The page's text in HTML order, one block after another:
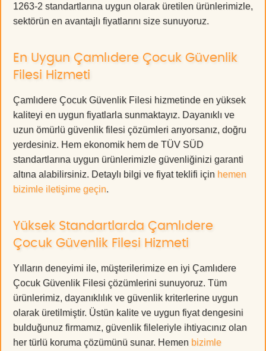
1263-2 standartlarına uygun olarak üretilen ürünlerimizle,
sektörün en avantajlı fiyatlarını size sunuyoruz.
En Uygun Çamlıdere Çocuk Güvenlik
Filesi Hizmeti
Çamlıdere Çocuk Güvenlik Filesi hizmetinde en yüksek
kaliteyi en uygun fiyatlarla sunmaktayız. Dayanıklı ve
uzun ömürlü güvenlik filesi çözümleri arıyorsanız, doğru
yerdesiniz. Hem ekonomik hem de TÜV SÜD
standartlarına uygun ürünlerimizle güvenliğinizi garanti
altına alabilirsiniz. Detaylı bilgi ve fiyat teklifi için hemen
bizimle iletişime geçin.
Yüksek Standartlarda Çamlıdere
Çocuk Güvenlik Filesi Hizmeti
Yılların deneyimi ile, müşterilerimize en iyi Çamlıdere
Çocuk Güvenlik Filesi çözümlerini sunuyoruz. Tüm
ürünlerimiz, dayanıklılık ve güvenlik kriterlerine uygun
olarak üretilmiştir. Üstün kalite ve uygun fiyat dengesini
bulduğunuz firmamız, güvenlik fileleriyle ihtiyacınız olan
her türlü koruma çözümünü sunar. Hemen bizimle